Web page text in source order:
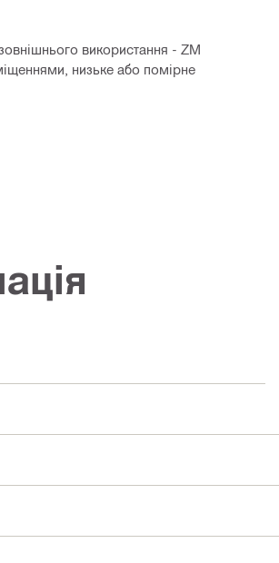
використання - ZM
низьке або помірне